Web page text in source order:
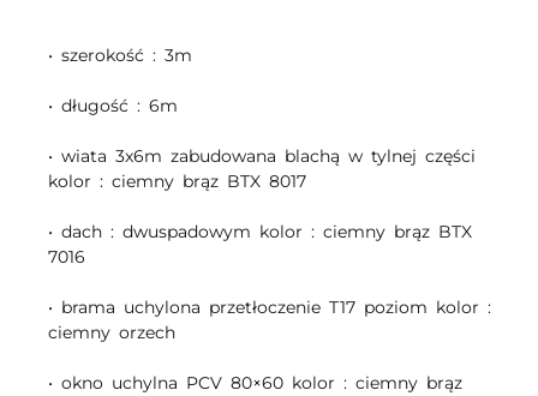
• szerokość : 3m
• długość : 6m
• wiata 3x6m zabudowana blachą w tylnej części
kolor : ciemny brąz BTX 8017
• dach : dwuspadowym kolor : ciemny brąz BTX
7016
• brama uchylona przetłoczenie T17 poziom kolor :
ciemny orzech
• okno uchylna PCV 80×60 kolor : ciemny brąz